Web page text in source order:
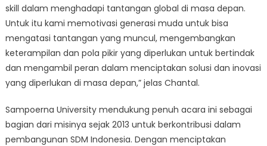
skill dalam menghadapi tantangan global di masa depan.
Untuk itu kami memotivasi generasi muda untuk bisa
mengatasi tantangan yang muncul, mengembangkan
keterampilan dan pola pikir yang diperlukan untuk bertindak
dan mengambil peran dalam menciptakan solusi dan inovasi
yang diperlukan di masa depan,” jelas Chantal.
Sampoerna University mendukung penuh acara ini sebagai
bagian dari misinya sejak 2013 untuk berkontribusi dalam
pembangunan SDM Indonesia. Dengan menciptakan